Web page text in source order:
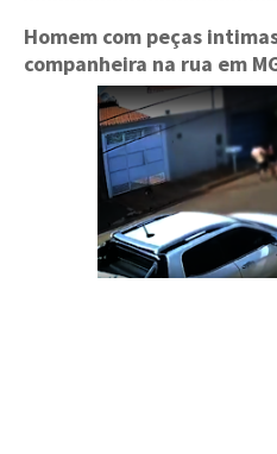
Homem com peças
companheira na rua em